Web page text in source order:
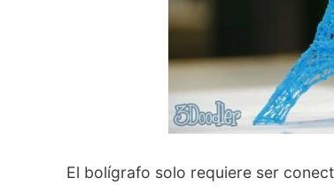
El bolígrafo solo requiere ser